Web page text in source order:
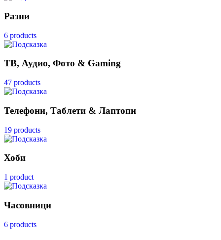
Разни
6 products
ТВ, Аудио, Фото & Gaming
47 products
Телефони, Таблети & Лаптопи
19 products
Хоби
1 product
Часовници
6 products